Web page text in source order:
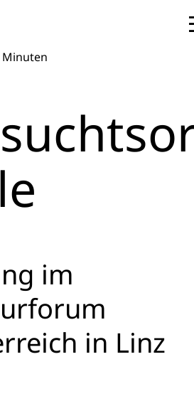
Minuten
im
in Linz